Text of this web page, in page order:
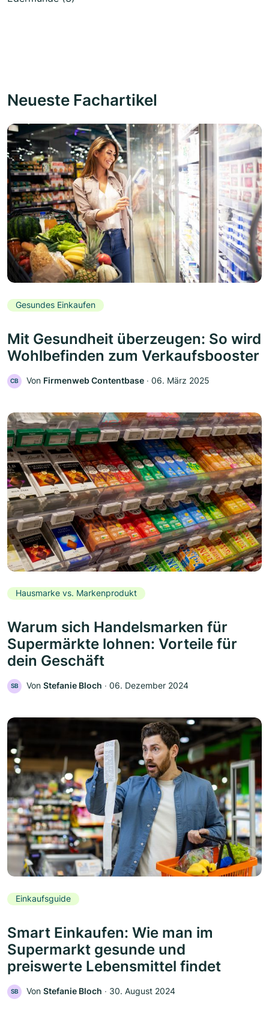
Neueste Fachartikel
Gesundes Einkaufen
Mit Gesundheit überzeugen: So wird
Wohlbefinden zum Verkaufsbooster
CB Von Firmenweb Contentbase ‧ 06. März 2025
Hausmarke vs. Markenprodukt
Warum sich Handelsmarken für
Supermärkte lohnen: Vorteile für
dein Geschäft
SB Von Stefanie Bloch ‧ 06. Dezember 2024
Einkaufsguide
Smart Einkaufen: Wie man im
Supermarkt gesunde und
preiswerte Lebensmittel findet
SB Von Stefanie Bloch ‧ 30. August 2024